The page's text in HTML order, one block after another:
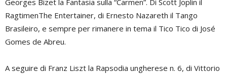
Georges Bizet la Fantasia sulla “Carmen”. Di Scott Joplin il
RagtimenThe Entertainer, di Ernesto Nazareth il Tango
Brasileiro, e sempre per rimanere in tema il Tico Tico di José
Gomes de Abreu.
A seguire di Franz Liszt la Rapsodia ungherese n. 6, di Vittorio